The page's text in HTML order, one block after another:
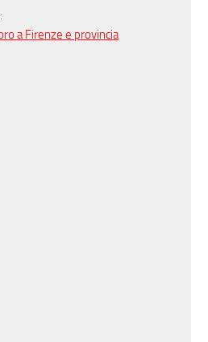
a Firenze e provincia